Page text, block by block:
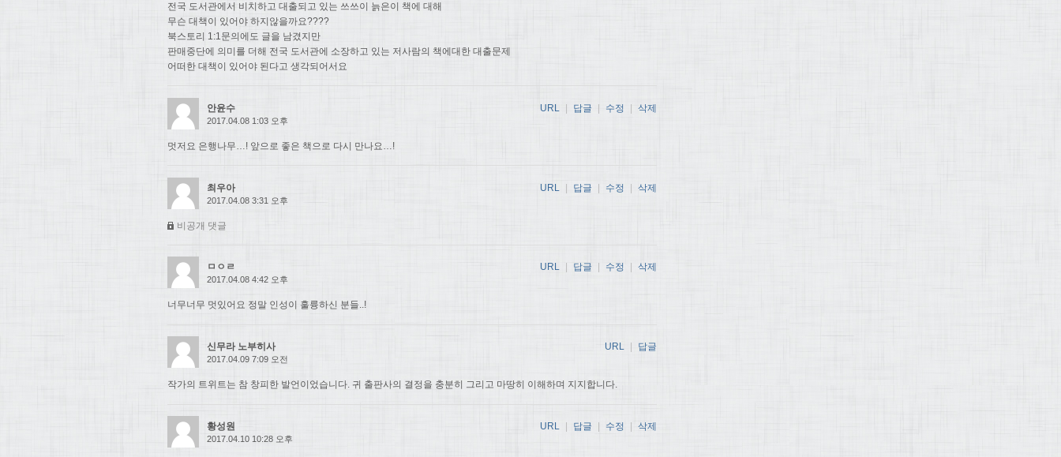
전국 도서관에서 비치하고 대출되고 있는 쓰쓰이 늙은이 책에 대해
무슨 대책이 있어야 하지않을까요????
북스토리 1:1문의에도 글을 남겼지만
판매중단에 의미를 더해 전국 도서관에 소장하고 있는 저사람의 책에대한 대출문제
어떠한 대책이 있어야 된다고 생각되어서요
안윤수
2017.04.08 1:03 오후
멋저요 은행나무…! 앞으로 좋은 책으로 다시 만나요…!
URL | 답글 | 수정 | 삭제
최우아
2017.04.08 3:31 오후
비공개 댓글
URL | 답글 | 수정 | 삭제
ㅁㅇㄹ
2017.04.08 4:42 오후
너무너무 멋있어요 정말 인성이 훌륭하신 분들..!
URL 답글 수정 삭제
신무라 노부히사
2017.04.09 7:09 오전
작가의 트위트는 참 창피한 발언이었습니다. 귀 출판사의 결정을 충분히 그리고 마땅히 이해하며 지지합니다.
URL 답글
황성원
2017.04.10 10:28 오후
URL 답글 수정 삭제